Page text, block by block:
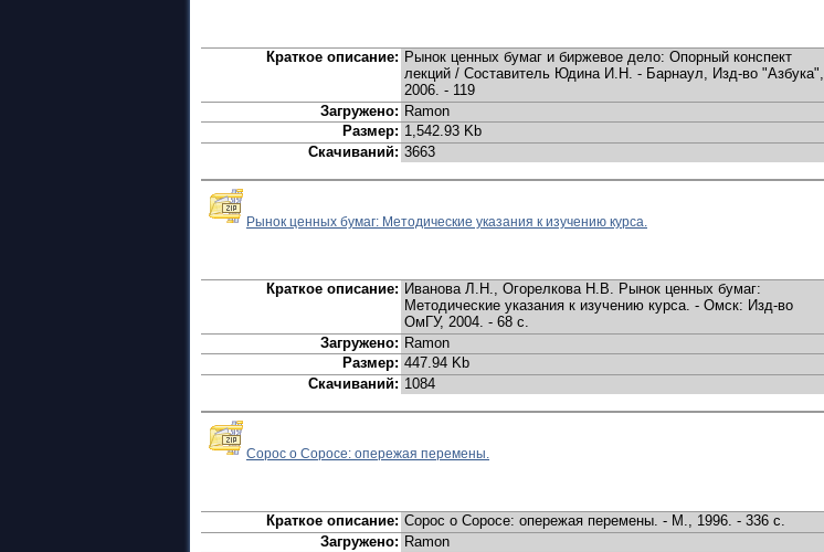
Краткое описание: Рынок ценных бумаг и биржевое дело: Опорный конспект
лекций / Составитель Юдина И.Н. - Барнаул, Изд-во "Азбука",
2006. - 119
Загружено: Ramon
Размер: 1,542.93 Kb
Скачиваний: 3663
Рынок ценных бумаг: Методические указания к изучению курса.
Краткое описание: Иванова Л.Н., Огорелкова Н.В. Рынок ценных бумаг:
Методические указания к изучению курса. - Омск: Изд-во
ОмГУ, 2004. - 68 с.
Загружено: Ramon
Размер: 447.94 Kb
Скачиваний: 1084
Сорос о Соросе: опережая перемены.
Краткое описание: Сорос о Соросе: опережая перемены. - М., 1996. - 336 с.
Загружено: Ramon